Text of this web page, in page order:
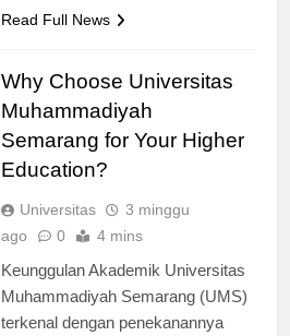
Why Choose Universitas
Muhammadiyah
Semarang for Your Higher
Universitas
3 minggu
Keunggulan Akademik Universitas
Muhammadiyah Semarang (UMS)